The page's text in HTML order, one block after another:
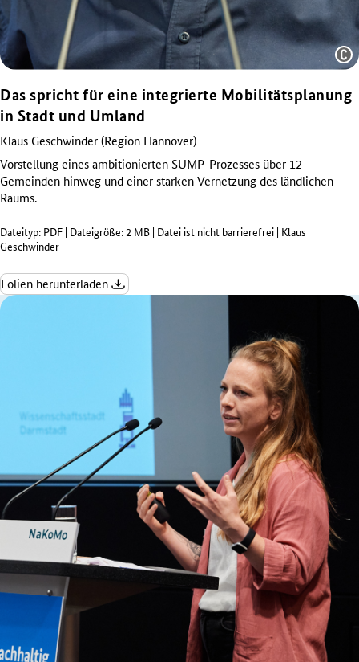
Yves
Sucksdorff
Das spricht für eine integrierte Mobilitätsplanung
in Stadt und Umland
Klaus Geschwinder (Region Hannover)
Vorstellung eines ambitionierten SUMP-Prozesses über 12
Gemeinden hinweg und einer starken Vernetzung des ländlichen
Raums.
Dateityp: PDF | Dateigröße: 2 MB | Datei ist nicht barrierefrei | Klaus
Geschwinder
Folien herunterladen